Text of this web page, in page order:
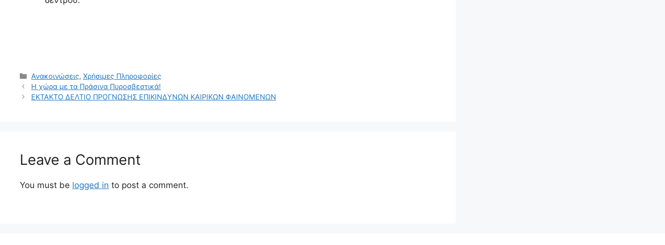
Ανακοινώσεις,Χρήσιμες Πληροφορίες
Η χώρα με τα Πράσινα Πυροσβεστικά!
ΕΚΤΑΚΤΟ ΔΕΛΤΙΟ ΠΡΟΓΝΩΣΗΣ ΕΠΙΚΙΝΔΥΝΩΝ ΚΑΙΡΙΚΩΝ ΦΑΙΝΟΜΕΝΩΝ
Leave a Comment
You must be logged in to post a comment.